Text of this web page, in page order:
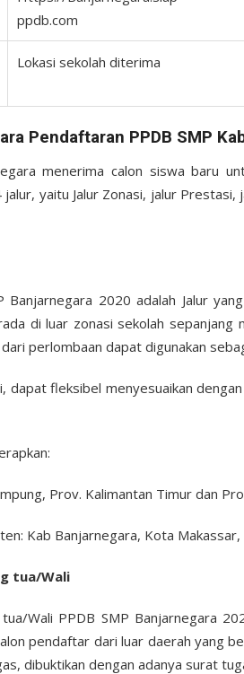
ppdb.com
Lokasi sekolah diterima
Pendaftaran PPDB SMP
menerima calon siswa baru
yaitu Jalur Zonasi, jalur
Banjarnegara 2020 adalah Jalur
di luar zonasi sekolah sepanjang
perlombaan dapat digunakan
dapat fleksibel menyesuaikan
Prov. Kalimantan Timur dan
Kab Banjarnegara, Kota
tua/Wali
Wali PPDB SMP Banjarnegara
pendaftar dari luar daerah yang
dibuktikan dengan adanya surat